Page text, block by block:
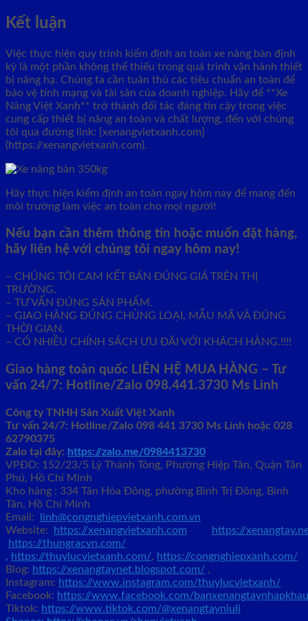
Kết luận
Việc thực hiện quy trình kiểm định an toàn xe nâng bàn định
kỳ là một phần không thể thiếu trong quá trình vận hành thiết
bị nâng hạ. Chúng ta cần tuân thủ các tiêu chuẩn an toàn để
bảo vệ tính mạng và tài sản của doanh nghiệp. Hãy để **Xe
Nâng Việt Xanh** trở thành đối tác đáng tin cậy trong việc
cung cấp thiết bị nâng an toàn và chất lượng, đến với chúng
tôi qua đường link: [xenangvietxanh.com]
(https://xenangvietxanh.com).
Hãy thực hiện kiểm định an toàn ngay hôm nay để mang đến
môi trường làm việc an toàn cho mọi người!
Nếu bạn cần thêm thông tin hoặc muốn đặt hàng,
hãy liên hệ với chúng tôi ngay hôm nay!
– CHÚNG TÔI CAM KẾT BÁN ĐÚNG GIÁ TRÊN THỊ
TRƯỜNG.
– TƯ VẤN ĐÚNG SẢN PHẨM.
– GIAO HÀNG ĐÚNG CHỦNG LOẠI, MẪU MÃ VÀ ĐÚNG
THỜI GIAN.
– CÓ NHIỀU CHÍNH SÁCH ƯU ĐÃI VỚI KHÁCH HÀNG.!!!!
Giao hàng toàn quốc LIÊN HỆ MUA HÀNG – Tư
vấn 24/7: Hotline/Zalo 098.441.3730 Ms Linh
Công ty TNHH Sản Xuất Việt Xanh
Tư vấn 24/7: Hotline/Zalo 098 441 3730 Ms Linh hoặc 028
62790375
Zalo tại đây: https://zalo.me/0984413730
VPĐD: 152/23/5 Lý Thánh Tông, Phường Hiệp Tân, Quận Tân
Phú, Hồ Chí Minh
Kho hàng : 334 Tân Hòa Đông, phường Bình Trị Đông, Bình
Tân, Hồ Chí Minh
Email: linh@congnghiepvietxanh.com.vn
Website: https://xenangvietxanh.com
https://
https://thungracvn.com/
, https://thuylucvietxanh.com/, https://congnghiepxanh.com/
Blog: https://xenangtaynet.blogspot.com/ ,
Instagram: https://www.instagram.com/thuylucvietxanh/
Facebook: https://www.facebook.com/
Tiktok: https://www.tiktok.com/@xenangtayniuli